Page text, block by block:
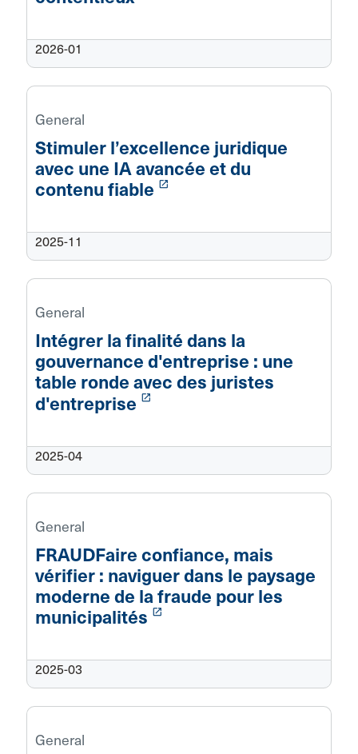
2026-01
General
Stimuler l’excellence juridique
avec une IA avancée et du
contenu fiable launch
2025-11
General
Intégrer la finalité dans la
gouvernance d'entreprise : une
table ronde avec des juristes
d'entreprise launch
2025-04
General
FRAUDFaire confiance, mais
vérifier : naviguer dans le paysage
moderne de la fraude pour les
municipalités launch
2025-03
General